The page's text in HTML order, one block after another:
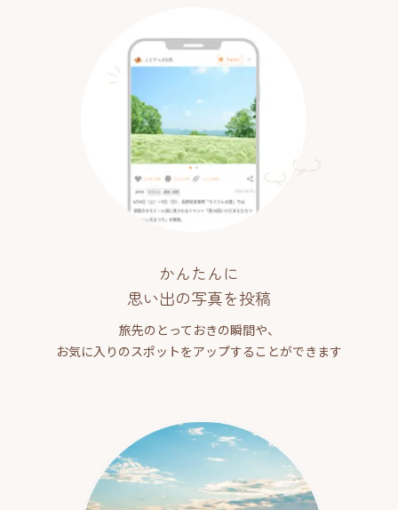
かんたんに
思い出の写真を投稿
旅先のとっておきの瞬間や、
お気に入りのスポットをアップすることができます